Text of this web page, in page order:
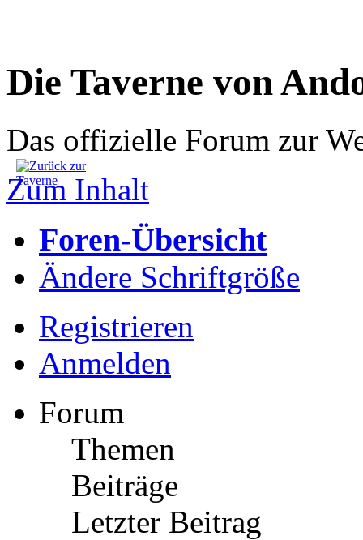
Die Taverne von
Das offizielle Forum zur
Zum Inhalt
Foren-Übersicht
Ändere Schriftgröße
Registrieren
Anmelden
Forum
Themen
Beiträge
Letzter Beitrag